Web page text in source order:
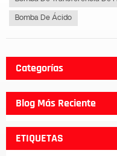
Bomba De Ácido
Categorías
Blog Más Reciente
ETIQUETAS